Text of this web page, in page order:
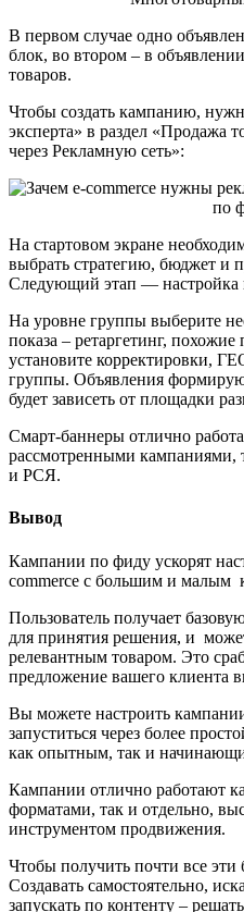
В первом случае одно
блок, во втором – в
товаров.
Чтобы создать кампанию,
эксперта» в раздел «Продажа
через Рекламную сеть»:
На стартовом экране
выбрать стратегию, бюджет и
Следующий этап — настройка
На уровне группы выберите
показа – ретаргетинг, похожие
установите корректировки,
группы. Объявления
будет зависеть от площадки
Смарт-баннеры отлично
рассмотренными
и РСЯ.
Вывод
Кампании по фиду ускорят
commerce с большим и малым
Пользователь получает
для принятия решения, и
релевантным товаром. Это
предложение вашего клиента
Вы можете настроить
запуститься через более
как опытным, так и
Кампании отлично работают
форматами, так и отдельно,
инструментом продвижения.
Чтобы получить почти все
Создавать самостоятельно,
запускать по контенту –